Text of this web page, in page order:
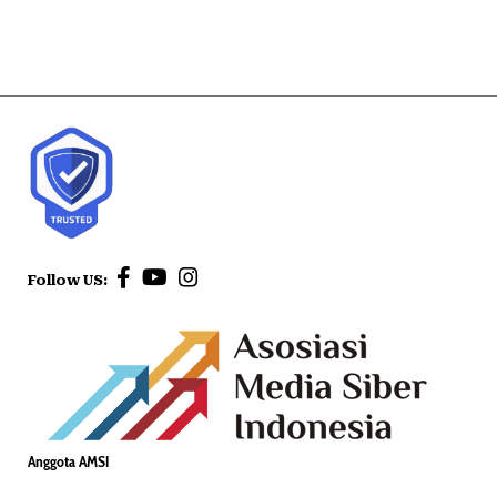
Follow US:
Anggota AMSI